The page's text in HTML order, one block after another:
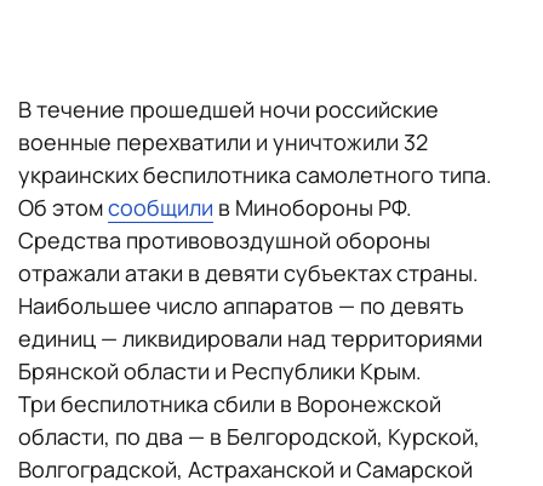
В течение прошедшей ночи российские
военные перехватили и уничтожили 32
украинских беспилотника самолетного типа.
Об этомсообщили в Минобороны РФ.
Средства противовоздушной обороны
отражали атаки в девяти субъектах страны.
Наибольшее число аппаратов — по девять
единиц — ликвидировали над территориями
Брянской области и Республики Крым.
Три беспилотника сбили в Воронежской
области, по два — в Белгородской, Курской,
Волгоградской, Астраханской и Самарской